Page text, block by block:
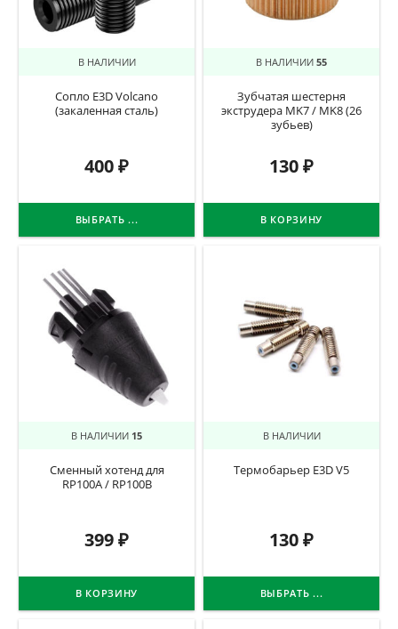
В НАЛИЧИИ
Сопло E3D Volcano
(закаленная сталь)
400₽
ВЫБРАТЬ ...
В НАЛИЧИИ 55
Зубчатая шестерня
экструдера MK7 / MK8 (26
зубьев)
130₽
В КОРЗИНУ
В НАЛИЧИИ 15
Сменный хотенд для
RP100A / RP100B
399₽
В КОРЗИНУ
В НАЛИЧИИ
Термобарьер E3D V5
130₽
ВЫБРАТЬ ...